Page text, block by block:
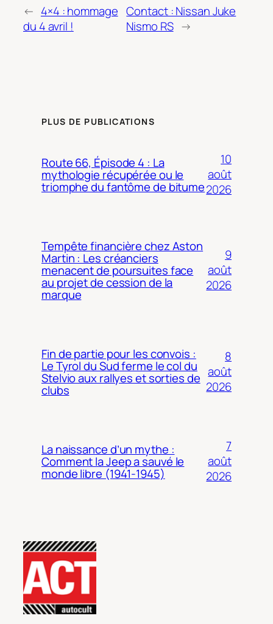
← 4×4 : hommage
du 4 avril !
Contact : Nissan Juke
Nismo RS →
PLUS DE PUBLICATIONS
Route 66, Épisode 4 : La
mythologie récupérée ou le
triomphe du fantôme de bitume
10
août
2026
Tempête financière chez Aston
Martin : Les créanciers
menacent de poursuites face
au projet de cession de la
marque
9
août
2026
Fin de partie pour les convois :
Le Tyrol du Sud ferme le col du
Stelvio aux rallyes et sorties de
clubs
8
août
2026
La naissance d’un mythe :
Comment la Jeep a sauvé le
monde libre (1941-1945)
7
août
2026